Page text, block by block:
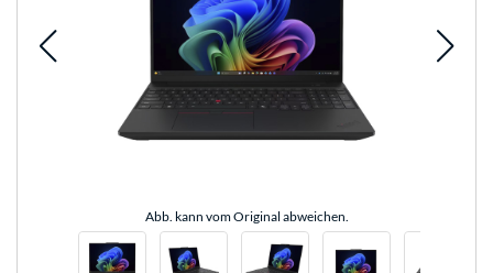
Abb. kann vom Original abweichen.